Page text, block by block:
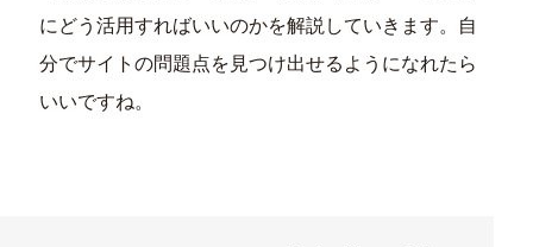
にどう活用すればいいのかを解説していきます。自
分でサイトの問題点を見つけ出せるようになれたら
いいですね。